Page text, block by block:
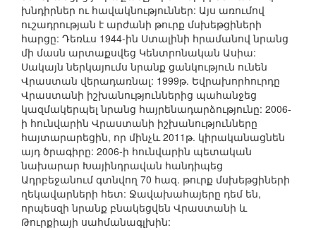
խնդիրներ ու հավակնություններ: Այս առումով
ուշադրության է արժանի թուրք մսխեթցիների
հարցը: Դեռևս 1944-ին Ստալինի հրամանով նրանց
մի մասն արտաքսվեց Կենտրոնական Ասիա:
Սակայն ներկայումս նրանք ցանկություն ունեն
Վրաստան վերադառնալ: 1999թ. Եվրախորհուրդը
Վրաստանի իշխանություններից պահանջեց
կազմակերպել նրանց հայրենադարձությունը: 2006-
ի հունվարին Վրաստանի իշխանությունները
հայտարարեցին, որ մինչև 2011թ. կիրականացնեն
այդ ծրագիրը: 2006-ի հունվարին պետական
նախարար Խայինդրավան հանդիպեց
Ադրբեջանում գտնվող 70 հազ. թուրք մսխեթցիների
ղեկավարների հետ: Ջավախահայերը դեմ են,
որպեսզի նրանք բնակեցվեն Վրաստանի և
Թուրքիայի սահմանագլխին: